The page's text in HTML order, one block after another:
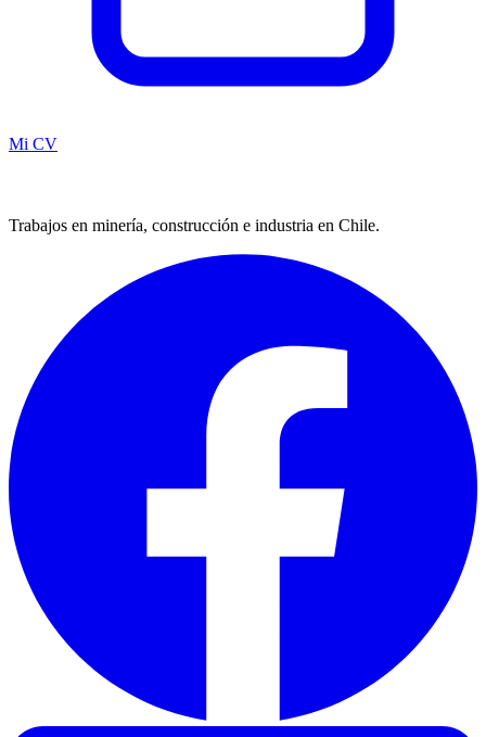
Mi CV
Trabajos en minería, construcción e industria en Chile.